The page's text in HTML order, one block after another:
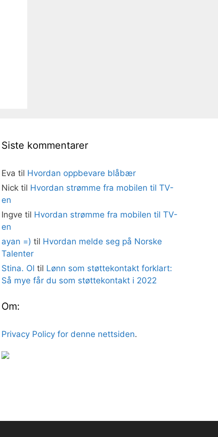
Siste kommentarer
Eva til Hvordan oppbevare blåbær
Nicktil Hvordan strømme fra mobilen til TV-
en
Ingve til Hvordan strømme fra mobilen til TV-
en
ayan =) til Hvordan melde seg på Norske
Talenter
Stina. Ol til Lønn som støttekontakt forklart:
Så mye får du som støttekontakt i 2022
Om:
Privacy Policy for denne nettsiden.